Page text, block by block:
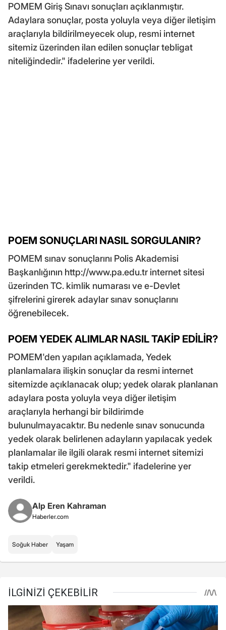
POMEM Giriş Sınavı sonuçları açıklanmıştır.
Adaylara sonuçlar, posta yoluyla veya diğer iletişim
araçlarıyla bildirilmeyecek olup, resmi internet
sitemiz üzerinden ilan edilen sonuçlar tebligat
niteliğindedir." ifadelerine yer verildi.
POEM SONUÇLARI NASIL SORGULANIR?
POMEM sınav sonuçlarını Polis Akademisi
Başkanlığının http://www.pa.edu.tr internet sitesi
üzerinden TC. kimlik numarası ve e-Devlet
şifrelerini girerek adaylar sınav sonuçlarını
öğrenebilecek.
POEM YEDEK ALIMLAR NASIL TAKİP EDİLİR?
POMEM'den yapılan açıklamada, Yedek
planlamalara ilişkin sonuçlar da resmi internet
sitemizde açıklanacak olup; yedek olarak planlanan
adaylara posta yoluyla veya diğer iletişim
araçlarıyla herhangi bir bildirimde
bulunulmayacaktır. Bu nedenle sınav sonucunda
yedek olarak belirlenen adayların yapılacak yedek
planlamalar ile ilgili olarak resmi internet sitemizi
takip etmeleri gerekmektedir." ifadelerine yer
verildi.
Alp Eren Kahraman
Haberler.com
Soğuk Haber Yaşam